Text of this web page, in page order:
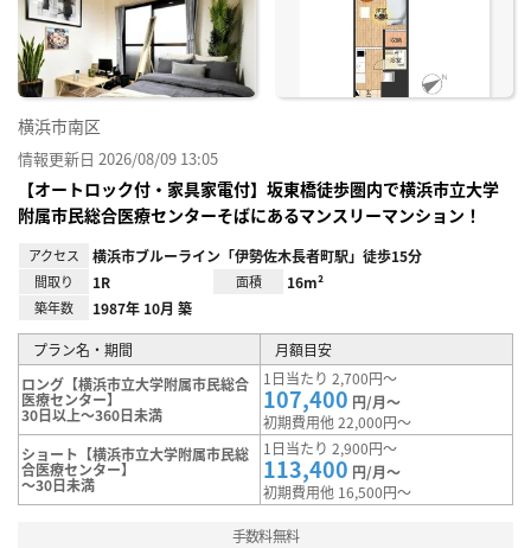
横浜市南区
情報更新日 2026/08/09 13:05
【オートロック付・家具家電付】坂東橋徒歩圏内で横浜市立大学
附属市民総合医療センターそばにあるマンスリーマンション！
アクセス 横浜市ブルーライン「伊勢佐木長者町駅」徒歩15分
間取り 1R 面積 16m²
築年数 1987年 10月 築
プラン名・期間
月額目安
ロング【横浜市立大学附属市民総合
医療センター】
30日以上～360日未満
1日当たり 2,700円～
107,400 円/月～
初期費用他 22,000円～
ショート【横浜市立大学附属市民総
合医療センター】
～30日未満
1日当たり 2,900円～
113,400 円/月～
初期費用他 16,500円～
手数料無料